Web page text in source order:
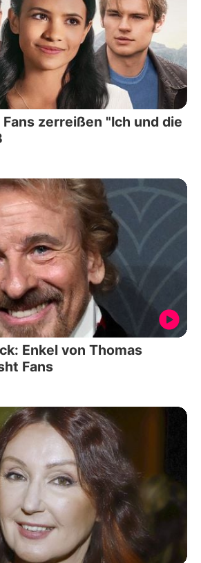
zerreißen "Ich und die
Enkel von Thomas
Fans